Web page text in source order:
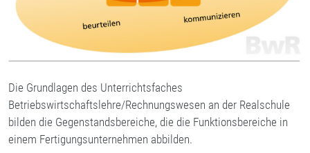
Die Grundlagen des Unterrichtsfaches
Betriebswirtschaftslehre/Rechnungswesen an der Realschule
bilden die Gegenstandsbereiche, die die Funktionsbereiche in
einem Fertigungsunternehmen abbilden.